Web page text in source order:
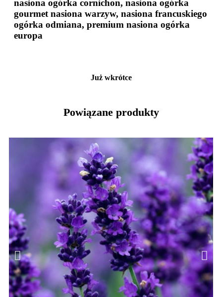
nasiona ogórka cornichon, nasiona ogórka
gourmet nasiona warzyw, nasiona francuskiego
ogórka odmiana, premium nasiona ogórka
europa
Już wkrótce
Powiązane produkty